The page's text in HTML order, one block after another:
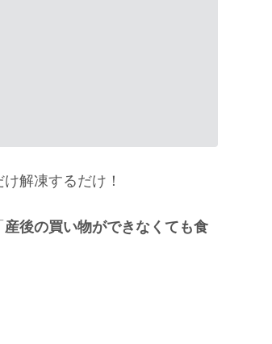
解凍するだけ！
産後の買い物ができなくても食